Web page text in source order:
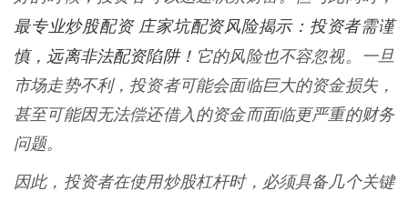
最专业炒股配资 庄家坑配资风险揭示：投资者需谨
慎，远离非法配资陷阱！ 它的风险也不容忽视。一旦
市场走势不利，投资者可能会面临巨大的资金损失，
甚至可能因无法偿还借入的资金而面临更严重的财务
问题。
因此，投资者在使用炒股杠杆时，必须具备几个关键